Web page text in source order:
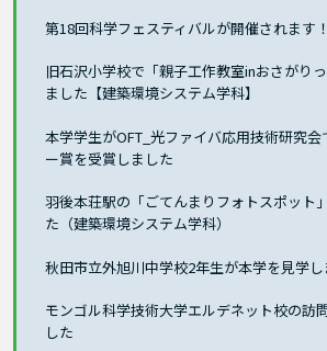
第18回科学フェスティバルが開催されます！
旧石沢小学校で「親子工作教室inおさがり
ました【建築環境システム学科】
本学学生がOFT_光ファイバ応用技術研究会
ー賞を受賞しました
羽後本荘駅の「ごてんまりフォトスポット
た（建築環境システム学科）
秋田市立外旭川中学校2年生が本学を見学し
モンゴル科学技術大学エルデネット校の訪
した